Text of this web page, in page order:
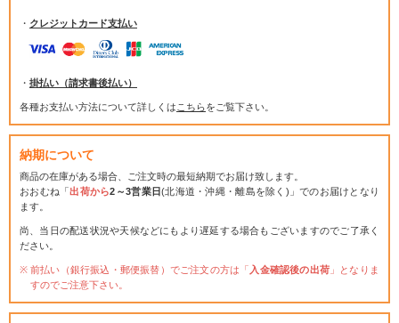
・ クレジットカード支払い
・ 掛払い（請求書後払い）
各種お支払い方法について詳しくは こちらをご覧下さい。
納期について
商品の在庫がある場合、ご注文時の最短納期でお届け致します。
おおむね「出荷から2～3営業日(北海道・沖縄・離島を除く)」でのお届けとなり
ます。
尚、当日の配送状況や天候などにもより遅延する場合もございますのでご了承く
ださい。
前払い（銀行振込・郵便振替）でご注文の方は「 入金確認後の出荷 」となりま
すのでご注意下さい。